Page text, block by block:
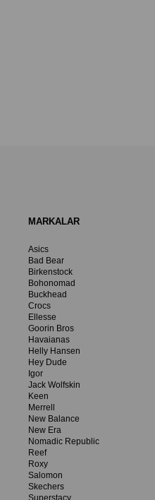
MARKALAR
Asics
Bad Bear
Birkenstock
Bohonomad
Buckhead
Crocs
Ellesse
Goorin Bros
Havaianas
Helly Hansen
Hey Dude
Igor
Jack Wolfskin
Keen
Merrell
New Balance
New Era
Nomadic Republic
Reef
Roxy
Salomon
Skechers
Superstacy